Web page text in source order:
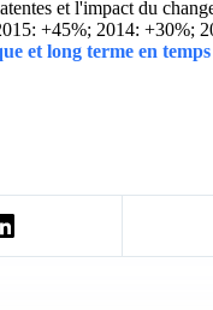
et l'impact du
+45%; 2014: +30%;
et long terme en